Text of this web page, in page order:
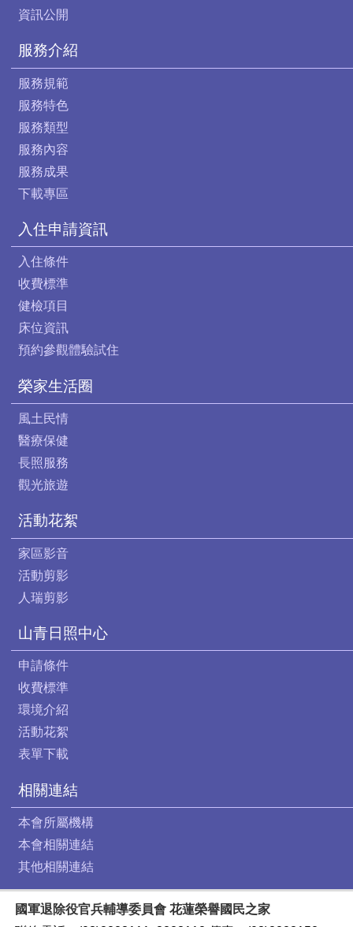
資訊公開
服務介紹
服務規範
服務特色
服務類型
服務內容
服務成果
下載專區
入住申請資訊
入住條件
收費標準
健檢項目
床位資訊
預約參觀體驗試住
榮家生活圈
風土民情
醫療保健
長照服務
觀光旅遊
活動花絮
家區影音
活動剪影
人瑞剪影
山青日照中心
申請條件
收費標準
環境介紹
活動花絮
表單下載
相關連結
本會所屬機構
本會相關連結
其他相關連結
國軍退除役官兵輔導委員會 花蓮榮譽國民之家